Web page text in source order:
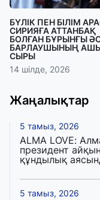
БҮЛІК ПЕН БІЛІМ
СИРИЯҒА АТТАНБАҚ
БОЛҒАН БҰРЫНҒЫ
БАРЛАУШЫНЫҢ
СЫРЫ
14 шілде, 2026
Жаңалықтар
5 тамыз, 2026
ALMA LOVE:
президент
құндылық
5 тамыз, 2026